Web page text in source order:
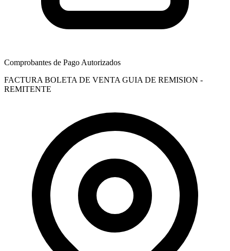
Comprobantes de Pago Autorizados
FACTURA BOLETA DE VENTA GUIA DE REMISION -
REMITENTE